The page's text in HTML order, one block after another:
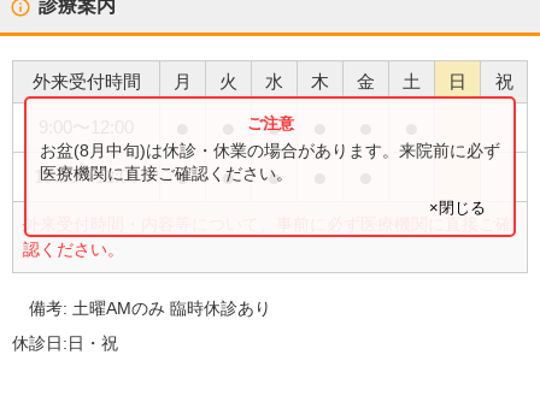
診療案内
外来受付時間 月 火 水 木 金 土 日 祝
●
15:00〜18:00 ● ● ●
外来受付時間・内容等について、事前に必ず医療機関に直接ご確
認ください。
お盆(8月中旬)は休診・休業の場合があります。来院前に必ず
医療機関に直接ご確認ください。
×閉じる
備考: 土曜AMのみ 臨時休診あり
休診日:日・祝